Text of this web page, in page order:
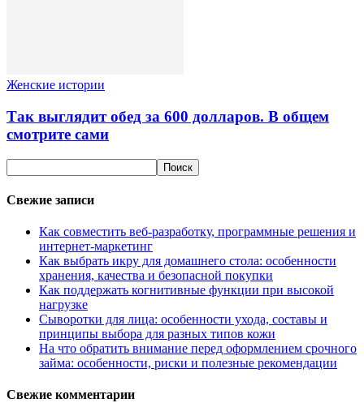
Женские истории
Так выглядит обед за 600 долларов. В общем
смотрите сами
Свежие записи
Как совместить веб-разработку, программные решения и
интернет-маркетинг
Как выбрать икру для домашнего стола: особенности
хранения, качества и безопасной покупки
Как поддержать когнитивные функции при высокой
нагрузке
Сыворотки для лица: особенности ухода, составы и
принципы выбора для разных типов кожи
На что обратить внимание перед оформлением срочного
займа: особенности, риски и полезные рекомендации
Свежие комментарии